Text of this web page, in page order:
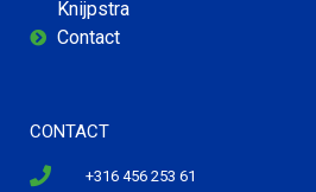
Knijpstra
Contact
CONTACT
+316 456 253 61